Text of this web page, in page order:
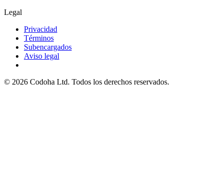
Legal
Privacidad
Términos
Subencargados
Aviso legal
© 2026 Codoha Ltd. Todos los derechos reservados.